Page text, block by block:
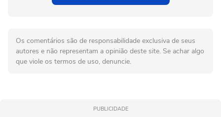
Os comentários são de responsabilidade exclusiva de seus
autores e não representam a opinião deste site. Se achar algo
que viole os termos de uso, denuncie.
PUBLICIDADE